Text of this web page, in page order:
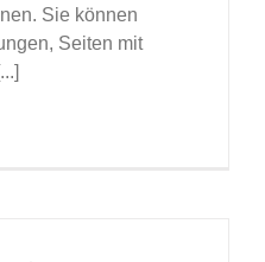
Sie können
Seiten mit